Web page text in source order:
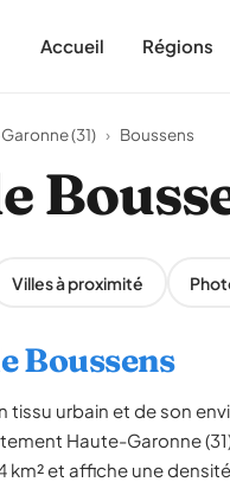
Accueil Régions
(31) › Boussens
Villes à proximité
Boussens
urbain et de son
Haute-Garonne
et affiche une